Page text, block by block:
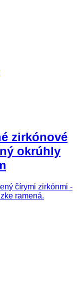
zirkónové
okrúhly
čírymi zirkónmi -
ramená.